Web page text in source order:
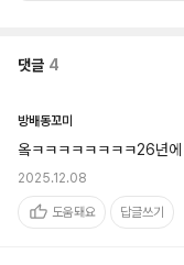
댓글 4
방배동꼬미
옼ㅋㅋㅋㅋㅋㅋㅋㅋ26년
2025.12.08
도움돼요 답글쓰기